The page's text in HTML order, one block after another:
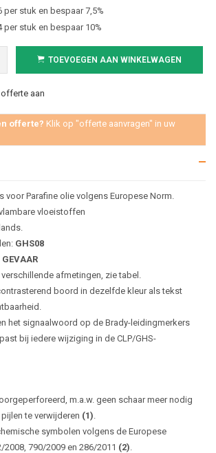
per stuk en bespaar 7,5%
per stuk en bespaar 10%
TOEVOEGEN AAN WINKELWAGEN
aan
offerte? Klik op "offerte aanvragen" in uw
voor Parafine olie volgens Europese Norm.
vloeistoffen
GHS08
GEVAAR
afmetingen, zie tabel.
boord in dezelfde kleur als tekst
het signaalwoord op de Brady-leidingmerkers
bij iedere wijziging in de CLP/GHS-
m.a.w. geen schaar meer nodig
te verwijderen (1).
symbolen volgens de Europese
2008, 790/2009 en 286/2011 (2).